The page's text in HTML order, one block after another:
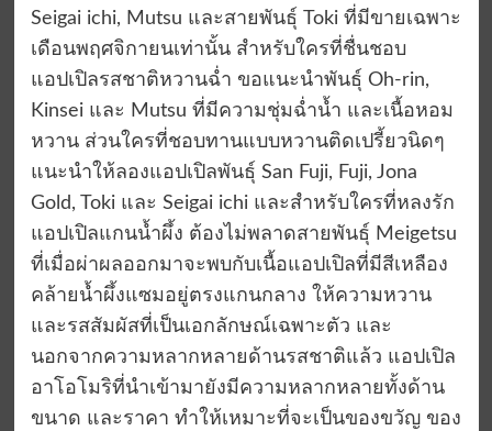
Seigai ichi, Mutsu และสายพันธุ์ Toki ที่มีขายเฉพาะ
เดือนพฤศจิกายนเท่านั้น สำหรับใครที่ชื่นชอบ
แอปเปิลรสชาติหวานฉ่ำ ขอแนะนำพันธุ์ Oh-rin,
Kinsei และ Mutsu ที่มีความชุ่มฉ่ำน้ำ และเนื้อหอม
หวาน ส่วนใครที่ชอบทานแบบหวานติดเปรี้ยวนิดๆ
แนะนำให้ลองแอปเปิลพันธุ์ San Fuji, Fuji, Jona
Gold, Toki และ Seigai ichi และสำหรับใครที่หลงรัก
แอปเปิลแกนน้ำผึ้ง ต้องไม่พลาดสายพันธุ์ Meigetsu
ที่เมื่อผ่าผลออกมาจะพบกับเนื้อแอปเปิลที่มีสีเหลือง
คล้ายน้ำผึ้งแซมอยู่ตรงแกนกลาง ให้ความหวาน
และรสสัมผัสที่เป็นเอกลักษณ์เฉพาะตัว และ
นอกจากความหลากหลายด้านรสชาติแล้ว แอปเปิล
อาโอโมริที่นำเข้ามายังมีความหลากหลายทั้งด้าน
ขนาด และราคา ทำให้เหมาะที่จะเป็นของขวัญ ของ